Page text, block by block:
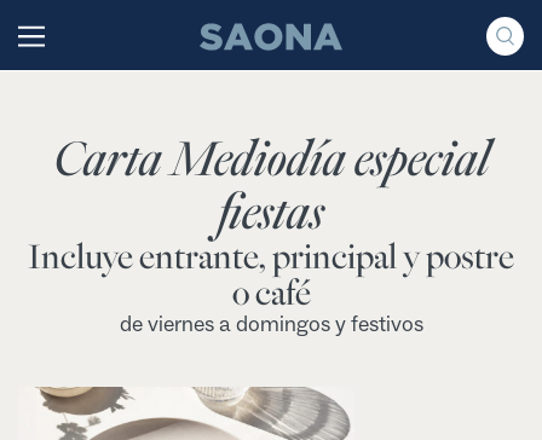
Grupo Saona
Carta Mediodía especial
fiestas
Incluye entrante, principal y postre
o café
de viernes a domingos y festivos